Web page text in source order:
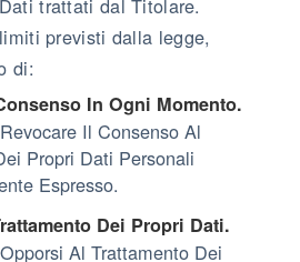
previsti dalla legge,
di:
In Ogni Momento.
Il Consenso Al
Propri Dati Personali
Espresso.
Dei Propri Dati.
Al Trattamento Dei